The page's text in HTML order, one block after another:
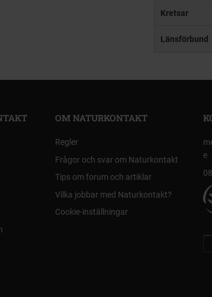
Kretsar
Länsförbund
OM NATURKONTAKT
Regler
Frågor och svar om Naturkontakt
Tips om forum och artiklar
Vilka jobbar med Naturkontakt?
Cookie-inställningar
e